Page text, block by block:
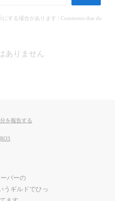
する場合があります / Comments that do
ありません
を報告する
RO3
バーの
うギルドでひっ